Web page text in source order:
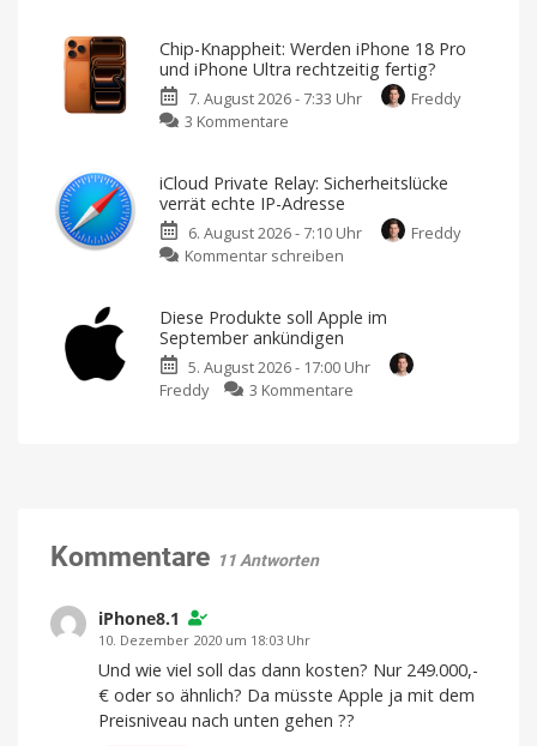
schon
Montag
erhöhen
Brutalismus
3000
präsentieren
Ausschließlich
17
Chip-Knappheit: Werden iPhone 18 Pro
und iPhone Ultra rechtzeitig fertig?
7. August 2026 - 7:33 Uhr
Freddy
3 Kommentare
Werden
iPhone
18
Pro
Ultra
rechtzeitig
fertig?
Der
iCloud Private Relay: Sicherheitslücke
verrät echte IP-Adresse
6. August 2026 - 7:10 Uhr
Freddy
Kommentar schreiben
Relay:
verrät
echte
Diese Produkte soll Apple im
September ankündigen
5. August 2026 - 17:00 Uhr
Freddy
3 Kommentare
Kommentare 11 Antworten
iPhone8.1
10. Dezember 2020 um 18:03 Uhr
Und wie viel soll das dann kosten? Nur 249.000,-
€ oder so ähnlich? Da müsste Apple ja mit dem
Preisniveau nach unten gehen ??